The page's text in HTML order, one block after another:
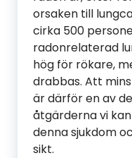
orsaken till
cirka 500
radonrelaterad
hög för rökare,
drabbas. Att
är därför en av
åtgärderna vi
denna sjukdom
sikt.